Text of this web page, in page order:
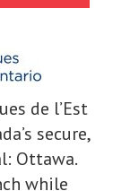
de l’Est
secure,
Ottawa.
while